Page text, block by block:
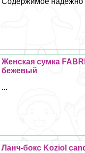
Женская сумка
бежевый
...
Ланч-бокс Koziol